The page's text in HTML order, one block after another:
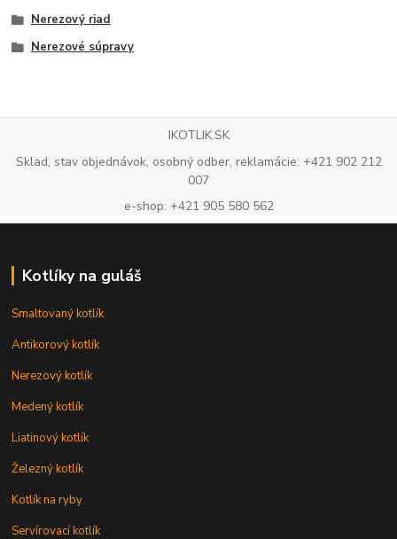
Nerezový riad
Nerezové súpravy
IKOTLIK.SK
Sklad, stav objednávok, osobný odber, reklamácie: +421 902 212
007
e-shop: +421 905 580 562
Kotlíky na guláš
Smaltovaný kotlík
Antikorový kotlík
Nerezový kotlík
Medený kotlík
Liatinový kotlík
Železný kotlík
Kotlík na ryby
Servírovací kotlík